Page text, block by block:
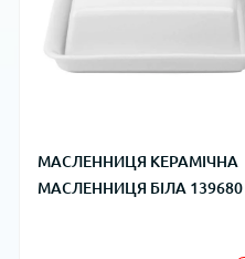
МАСЛЕННИЦЯ КЕРАМІЧНА
МАСЛЕННИЦЯ БІЛА 139680